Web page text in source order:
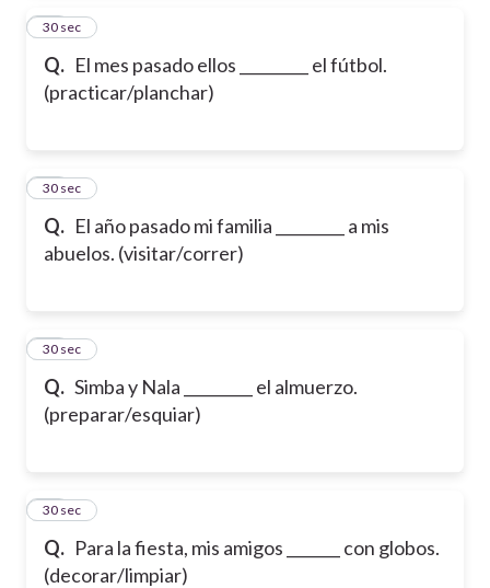
Q. El mes pasado ellos _________ el fútbol.
(practicar/planchar)
16
30 sec
Q. El año pasado mi familia _________ a mis
abuelos. (visitar/correr)
17
30 sec
Q. Simba y Nala _________ el almuerzo.
(preparar/esquiar)
18
30 sec
Q. Para la fiesta, mis amigos _______ con globos.
(decorar/limpiar)
19
30 sec